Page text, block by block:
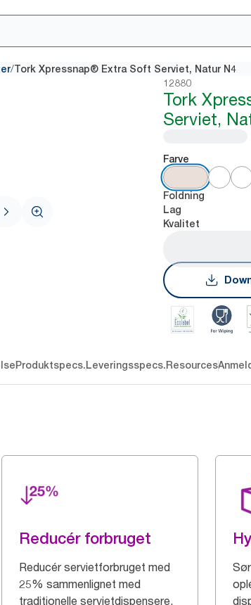
/Tork Xpressnap® Extra Soft Serviet, Natur N4
12880
Tork
Serviet,
Farve
Foldning
Lag
Kvalitet
Produktspecs.Leveringsspecs.Resources
Reducér forbruget
Reducér servietforbruget med
25% sammenlignet med
traditionelle servietdispensere.